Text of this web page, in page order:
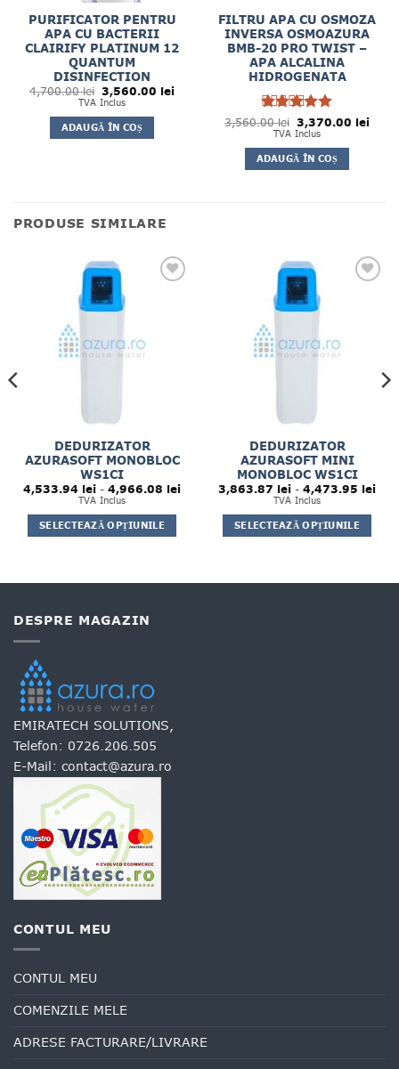
PURIFICATOR PENTRU
APA CU BACTERII
CLAIRIFY PLATINUM 12
QUANTUM
DISINFECTION
4,700.00lei Prețul
inițial
fost:
4,700.00 lei.
3,560.00 leiPrețul
3,560.00 lei.
TVA Inclus
ADAUGĂ ÎN COȘ
FILTRU APA CU OSMOZA
INVERSA OSMOAZURA
BMB-20 PRO TWIST –
APA ALCALINA
HIDROGENATA
Evaluat la
din 5
3,560.00lei Prețul
inițial
fost:
3,560.00 lei.
3,370.00 leiPrețul
TVA Inclus
ADAUGĂ ÎN COȘ
PRODUSE SIMILARE
DEDURIZATOR
AZURASOFT MONOBLOC
WS1CI
4,533.94 lei - 4,966.08 leiInterval
4,533.94 lei
TVA Inclus
SELECTEAZĂ OPȚIUNILE
variații.
alese
pagina
produsului.
DEDURIZATOR
AZURASOFT MINI
MONOBLOC WS1CI
3,863.87 lei - 4,473.95 lei
TVA Inclus
SELECTEAZĂ OPȚIUNILE
DESPRE MAGAZIN
EMIRATECH SOLUTIONS,
Telefon: 0726.206.505
E-Mail: contact@azura.ro
CONTUL MEU
CONTUL MEU
COMENZILE MELE
ADRESE FACTURARE/LIVRARE